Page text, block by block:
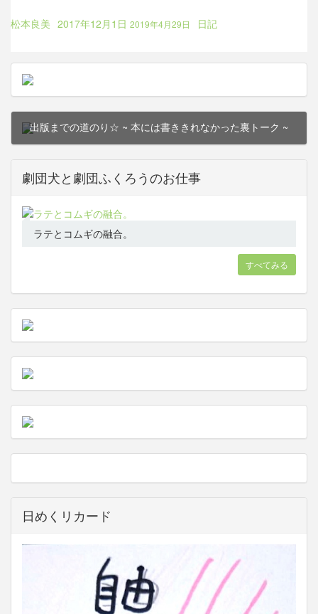
Posted
2017年12月1日 Updated
2019年4月29日
Categories
日記
Author
松本良美
出版までの道のり☆ ~ 本には書ききれなかった裏トーク ~
劇団犬と劇団ふくろうのお仕事
ラテとコムギの融合。
すべてみる
日めくリカード